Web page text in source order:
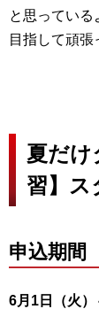
と思っている
目指して頑張
夏だけ
習】ス
申込期間
6月1日（火